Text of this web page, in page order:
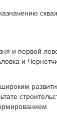
и первой
и